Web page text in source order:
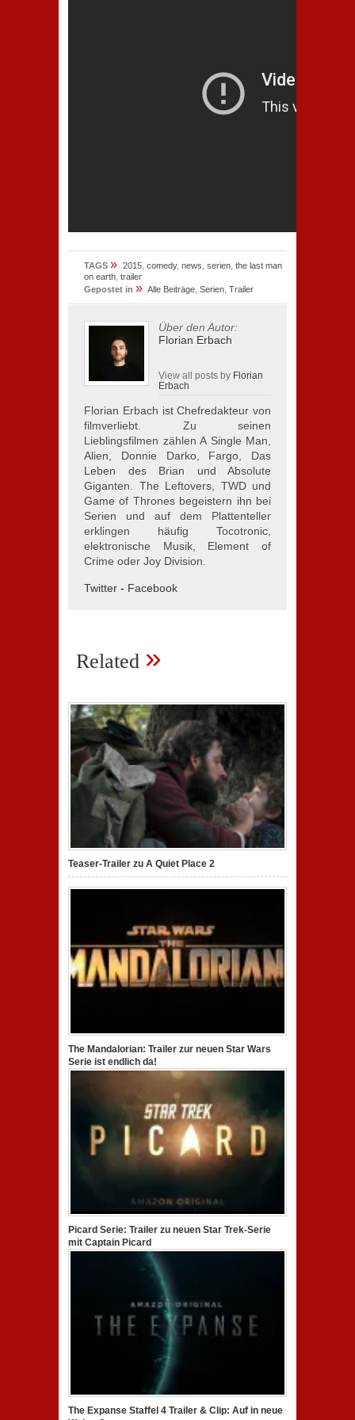
TAGS » 2015 comedy, news serien the last man
on earth trailer
Gepostet in » Alle Beiträge Serien Trailer
Über den Autor:
Florian Erbach
View all posts by Florian
Erbach
Florian Erbach ist Chefredakteur von
filmverliebt. Zu seinen
Lieblingsfilmen zählen A Single Man,
Alien, Donnie Darko, Fargo, Das
Leben des Brian und Absolute
Giganten. The Leftovers, TWD und
Game of Thrones begeistern ihn bei
Serien und auf dem Plattenteller
erklingen häufig Tocotronic,
elektronische Musik, Element of
Crime oder Joy Division.
Twitter - Facebook
Related »
Teaser-Trailer zu A Quiet Place 2
The Mandalorian: Trailer zur neuen Star Wars
Serie ist endlich da!
Picard Serie: Trailer zu neuen Star Trek-Serie
mit Captain Picard
The Expanse Staffel 4 Trailer & Clip: Auf in neue